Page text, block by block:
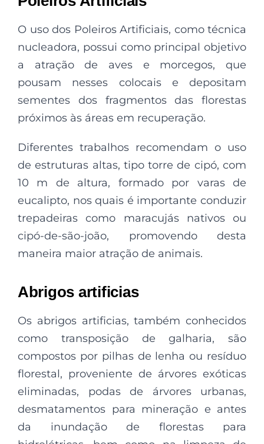
O uso dos Poleiros Artificiais, como técnica
nucleadora, possui como principal objetivo
a atração de aves e morcegos, que
pousam nesses colocais e depositam
sementes dos fragmentos das florestas
próximos às áreas em recuperação.
Diferentes trabalhos recomendam o uso
de estruturas altas, tipo torre de cipó, com
10 m de altura, formado por varas de
eucalipto, nos quais é importante conduzir
trepadeiras como maracujás nativos ou
cipó-de-são-joão, promovendo desta
maneira maior atração de animais.
Abrigos artificias
Os abrigos artificias, também conhecidos
como transposição de galharia, são
compostos por pilhas de lenha ou resíduo
florestal, proveniente de árvores exóticas
eliminadas, podas de árvores urbanas,
desmatamentos para mineração e antes
da inundação de florestas para